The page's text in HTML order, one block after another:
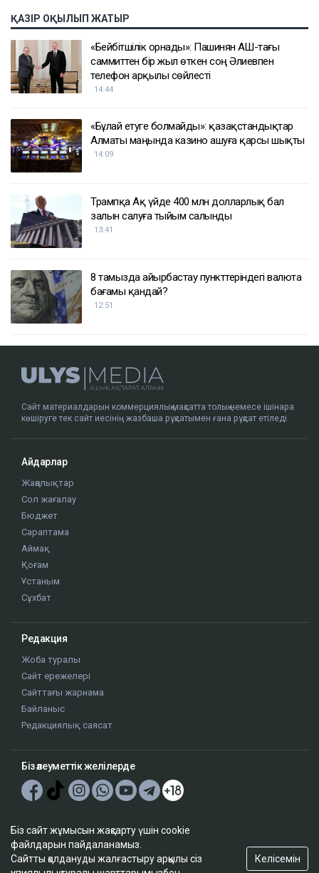
ҚАЗІР ОҚЫЛЫП ЖАТЫР
«Бейбітшілік орнады»: Пашинян АҚШ-тағы
саммиттен бір жыл өткен соң Әлиевпен
телефон арқылы сөйлесті
14:44
«Бұлай етуге болмайды»: қазақстандықтар
Алматы маңында казино ашуға қарсы шықты
14:09
Трампқа Ақ үйде 400 млн долларлық бал
залын салуға тыйым салынды
13:41
8 тамызда айырбастау пункттеріндегі валюта
бағамы қандай?
12:51
Сайт материалдарын коммерциялық мақсатта толық немесе ішінара
көшіруге тек сайт иесінің жазбаша рұқсатымен ғана рұқсат етіледі.
Айдарлар
Жаңалықтар
Сол жағалау
Бюджет
Сараптама
Аймақ
Қоғам
Ұстаным
Сұхбат
Редакция
Жоба туралы
Сайт ережелері
Сайттағы жарнама
Байланыс
Редакциялық саясат
Біз әлеуметтік желілерде
Біз сайт жұмысын жақсарту үшін cookie
файлдарын пайдаланамыз.
Сайтты қолдануды жалғастыру арқылы сіз
Келісемін